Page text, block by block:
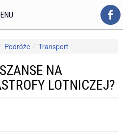
Podróże
Transport
katastrofy lotniczej?
NA
LOTNICZEJ?